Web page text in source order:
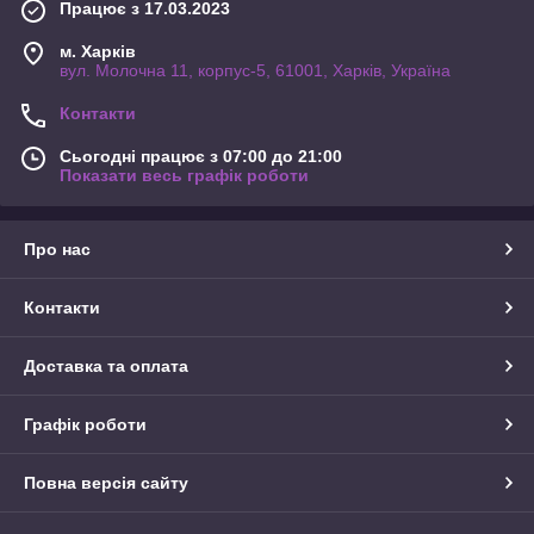
Працює з 17.03.2023
м. Харків
вул. Молочна 11, корпус-5, 61001, Харків, Україна
Контакти
Сьогодні працює з 07:00 до 21:00
Показати весь графік роботи
Про нас
Контакти
Доставка та оплата
Графік роботи
Повна версія сайту